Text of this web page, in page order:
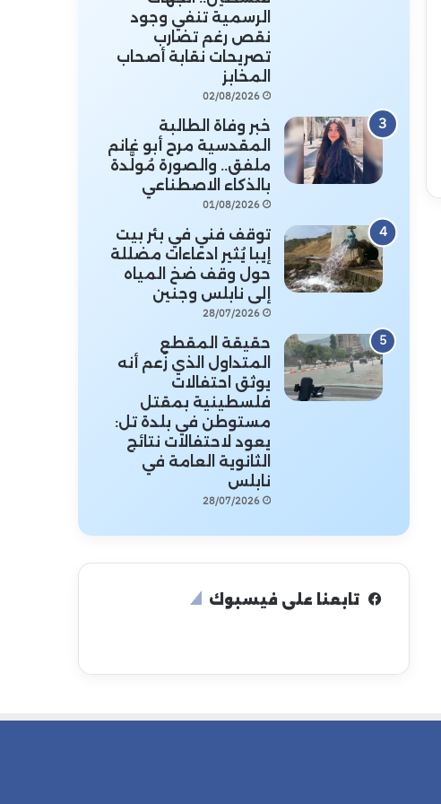
الرسمية تنفي وجود
نقص رغم تضارب
تصريحات نقابة أصحاب
المخابز
02/08/2026
خبر وفاة الطالبة
المقدسية مرح أبو غانم
ملفق.. والصورة مُولَّدة
بالذكاء الاصطناعي
01/08/2026
توقف فني في بئر بيت
إيبا يُثير ادعاءات مضللة
حول وقف ضخ المياه
إلى نابلس وجنين
28/07/2026
حقيقة المقطع
المتداول الذي زُعم أنه
يوثق احتفالات
فلسطينية بمقتل
مستوطن في بلدة تل:
يعود لاحتفالات نتائج
الثانوية العامة في
نابلس
28/07/2026
تابعنا على فيسبوك